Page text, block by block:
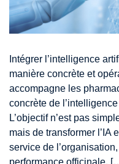
Intégrer l’intelligence
manière concrète et
accompagne les
concrète de
L’objectif n’est pas
mais de transformer l’IA
service de
performance officinale.